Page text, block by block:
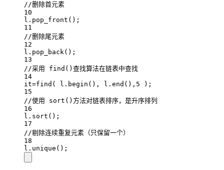
//删除首元素
10
l. pop_front ();
11
//删除尾元素
12
l. pop_back();
13
//采用 find()查找算法在链表中查找
14
it=find ( l. begin (), l. end (), 5 );
15
//使用 sort()方法对链表排序，是升序排列
16
l. sort ();
17
//剔除连续重复元素（只保留一个）
18
l. unique ();